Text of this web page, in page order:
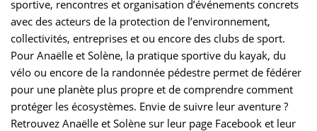
sportive, rencontres et organisation d’événements concrets
avec des acteurs de la protection de l’environnement,
collectivités, entreprises et ou encore des clubs de sport.
Pour Anaëlle et Solène, la pratique sportive du kayak, du
vélo ou encore de la randonnée pédestre permet de fédérer
pour une planète plus propre et de comprendre comment
protéger les écosystèmes. Envie de suivre leur aventure ?
Retrouvez Anaëlle et Solène sur leur page Facebook et leur